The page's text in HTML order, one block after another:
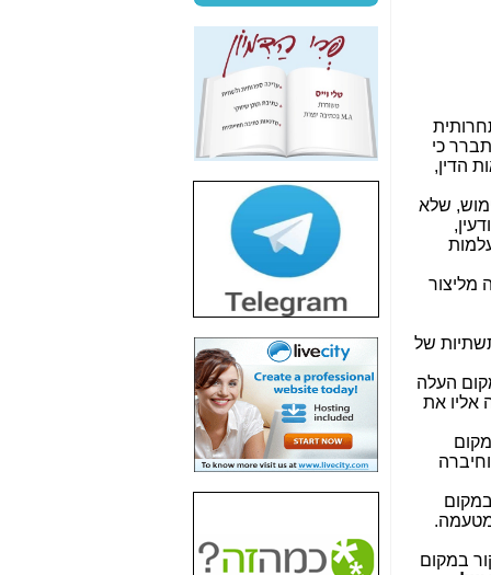
כי
הדין,
שלא
מליצור
של
במקום העלה
אליו את
במקום
וחיברה
במקום
מטעמה.
ביקור במקום
"יש אפליה בחקירה"?
חשיפה: למה השר
משה כחלון לא נחקר
עד היום? -
כאן
חשיפת חשד לשחיתות
הדומה לזו של "תיק
הסלולר -כאן
חשיפת מה שלא
רוצים שתדעו בעניין
פריסת אנלימיטד
(בניחוח בלתי נסבל) -
כאן
חשיפה: איוב קרא
אישר לקבוצת סלקום
בדיוק מה שביבי אישר
כאן
האם השר איוב קרא
היה צריך בכלל לחתום
על האישור, שנתן
האם ביבי וקרא קבלו
בכלל תמורה עבור